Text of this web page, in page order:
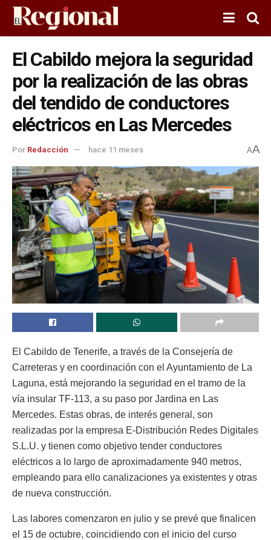
El Cabildo mejora la seguridad
por la realización de las obras
del tendido de conductores
eléctricos en Las Mercedes
Por Redacción hace 11 meses AA
El Cabildo de Tenerife, a través de la Consejería de
Carreteras y en coordinación con el Ayuntamiento de La
Laguna, está mejorando la seguridad en el tramo de la
vía insular TF-113, a su paso por Jardina en Las
Mercedes. Estas obras, de interés general, son
realizadas por la empresa E-Distribución Redes Digitales
S.L.U. y tienen como objetivo tender conductores
eléctricos a lo largo de aproximadamente 940 metros,
empleando para ello canalizaciones ya existentes y otras
de nueva construcción.
Las labores comenzaron en julio y se prevé que finalicen
el 15 de octubre, coincidiendo con el inicio del curso